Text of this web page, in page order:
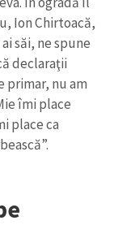
Ion Chirtoacă,
săi, ne spune
declaraţii
primar, nu am
îmi place
place ca